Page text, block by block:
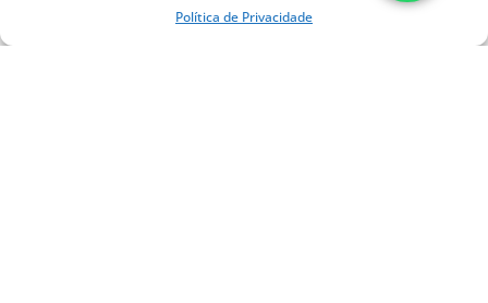
Política de Privacidade
Tratamento Cirúrgico